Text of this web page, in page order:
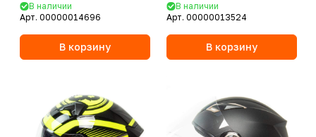
В наличии
Арт. 00000014696
В корзину
В наличии
Арт. 00000013524
В корзину